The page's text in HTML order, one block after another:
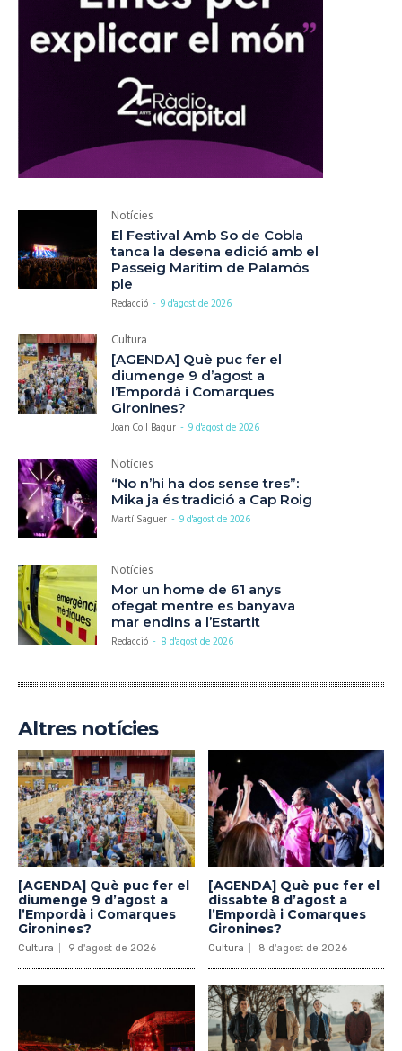
Notícies
El Festival Amb So de Cobla
tanca la desena edició amb el
Passeig Marítim de Palamós
ple
Redacció - 9 d'agost de 2026
Cultura
[AGENDA] Què puc fer el
diumenge 9 d’agost a
l’Empordà i Comarques
Gironines?
Joan Coll Bagur - 9 d'agost de 2026
Notícies
“No n’hi ha dos sense tres”:
Mika ja és tradició a Cap Roig
Martí Saguer - 9 d'agost de 2026
Notícies
Mor un home de 61 anys
ofegat mentre es banyava
mar endins a l’Estartit
Redacció - 8 d'agost de 2026
Altres notícies
[AGENDA] Què puc fer el
diumenge 9 d’agost a
l’Empordà i Comarques
Gironines?
Cultura 9 d'agost de 2026
[AGENDA] Què puc fer el
dissabte 8 d’agost a
l’Empordà i Comarques
Gironines?
Cultura 8 d'agost de 2026